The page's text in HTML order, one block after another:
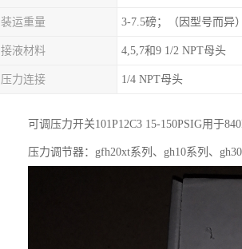
装运重量 3-7.5磅；（因型号而异）
接液材料 4,5,7和9 1/2 NPT母头
压力连接 1/4 NPT母头
可调压力开关101P12C3 15-150PSIG用于
压力调节器：gfh20xt系列、gh10系列、